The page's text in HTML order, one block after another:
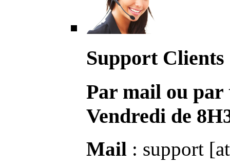
Support Clients
Par mail ou par
Vendredi de
Mail : support